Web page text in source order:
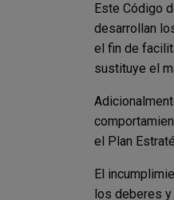
Este Código
desarrollan
el fin de
sustituye el
el Plan
El
los deberes